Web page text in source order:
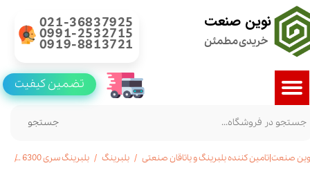
نوین صنعت
خریدی مطمئن
021-36837925
0991-2532715
0919-8813721
جستجو
تضمین کیفیت
صنعت|تامین کننده بلبرینگ و یاتاقان صنعتی بلبرینگ بلبرینگ سری 6300